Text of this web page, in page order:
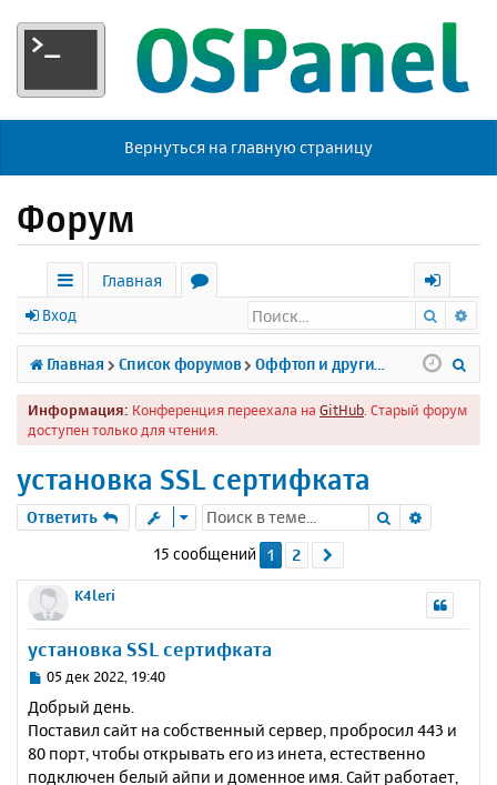
Вернуться на главную страницу
Форум
с
ы
л
к
Главная
р
у
м
х
о
д
Вход Поиск
Главная Список форумов
Информация: Конференция переехала на GitHub . Старый форум
доступен только для чтения.
установка SSL сертифката
Ответить Поиск
15 сообщений 1 2
K4leri
установка SSL сертифката
С
о
б
щ
е
05 дек 2022, 19:40
Добрый день.
Поставил сайт на собственный сервер, пробросил 443 и
80 порт, чтобы открывать его из инета, естественно
подключен белый айпи и доменное имя. Сайт работает,